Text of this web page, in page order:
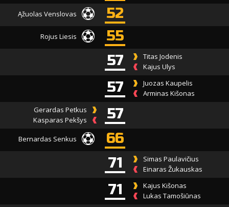
Ąžuolas Venslovas 52
Rojus Liesis
55
57
Titas Jodenis
Kajus Ulys
57
Juozas Kaupelis
Arminas Kišonas
Gerardas Petkus
Kasparas Pekšys
57
Bernardas Senkus
66
71
Simas Paulavičius
Einaras Žukauskas
71
Kajus Kišonas
Lukas Tamošiūnas